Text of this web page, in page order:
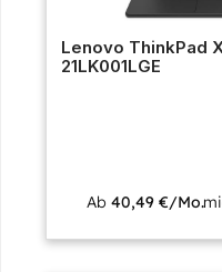
Lenovo ThinkPad
21LK001LGE
Ab40,49 €/Mo.